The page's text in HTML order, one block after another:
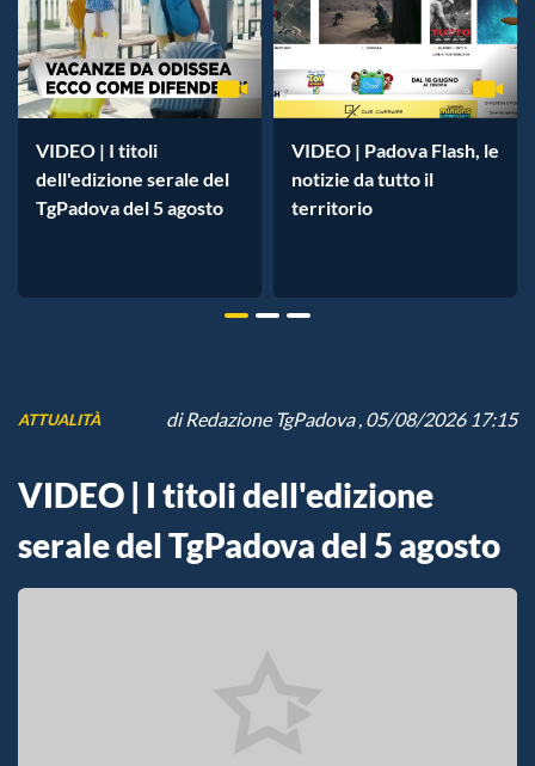
VIDEO | I titoli
dell'edizione serale del
TgPadova del 5 agosto
VIDEO | Padova Flash, le
notizie da tutto il
territorio
ATTUALITÀ diRedazione TgPadova, 05/08/2026 17:15
VIDEO | I titoli dell'edizione
serale del TgPadova del 5 agosto